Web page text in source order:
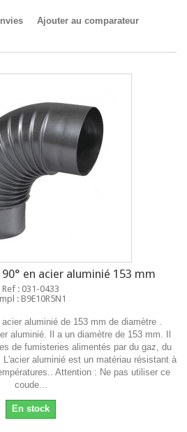
Ajouter au comparateur
en acier aluminié 153 mm
Ref : 031-0433
: B9E10R5N1
aluminié de 153 mm de diamètre .
aluminié. Il a un diamètre de 153 mm. Il
de fumisteries alimentés par du gaz, du
aluminié est un matériau résistant à
Attention : Ne pas utiliser ce
coude...
En stock